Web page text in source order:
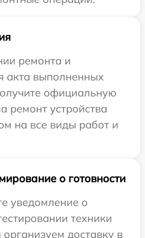
ремонта и
акта выполненных
официальную
ремонт устройства
на все виды работ и
о готовности
уведомление о
техники
доставку в